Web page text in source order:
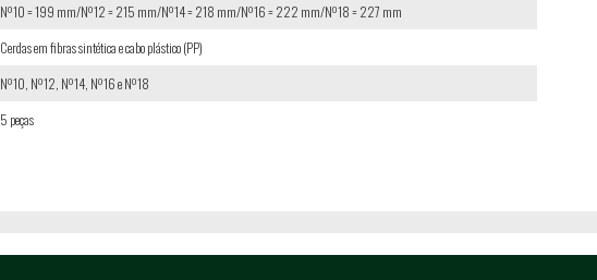
Nº10 = 199 mm/Nº12 = 215 mm/Nº14 = 218 mm/Nº16 = 222 mm/Nº18 = 227 mm
Cerdas em fibras sintética e cabo plástico (PP)
Nº10, Nº12, Nº14, Nº16 e Nº18
5 peças